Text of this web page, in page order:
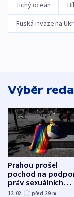
Tichý oceán
Ruská invaze na
Výběr
Prahou prošel
pochod na
práv sexuálních
menšin
12:02 před 29 m